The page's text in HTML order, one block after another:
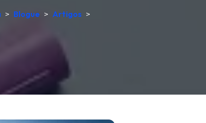
> Blogue > Artigos >